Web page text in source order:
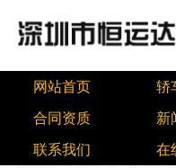
网站首页 轿
合同资质 新
联系我们 在